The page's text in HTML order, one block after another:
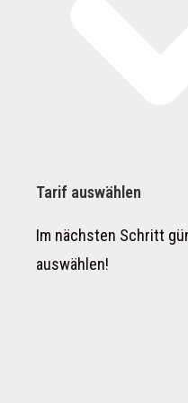
Tarif auswählen
Im nächsten Schritt
auswählen!